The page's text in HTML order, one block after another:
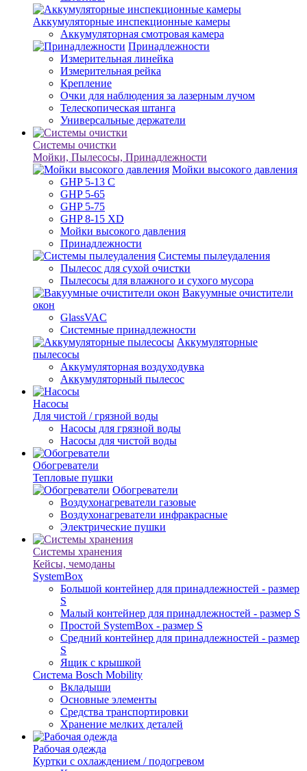
Аккумуляторные инспекционные камеры
Аккумуляторная смотровая камера
Принадлежности
Измерительная линейка
Измерительная рейка
Крепление
Очки для наблюдения за лазерным лучом
Телескопическая штанга
Универсальные держатели
Системы очистки
Мойки, Пылесосы, Принадлежности
Мойки высокого давления
GHP 5-13 C
GHP 5-65
GHP 5-75
GHP 8-15 XD
Мойки высокого давления
Принадлежности
Системы пылеудаления
Пылесос для сухой очистки
Пылесосы для влажного и сухого мусора
Вакуумные очистители
окон
GlassVAC
Системные принадлежности
Аккумуляторные
пылесосы
Аккумуляторная воздуходувка
Аккумуляторный пылесос
Насосы
Для чистой / грязной воды
Насосы для грязной воды
Насосы для чистой воды
Обогреватели
Тепловые пушки
Обогреватели
Воздухонагреватели газовые
Воздухонагреватели инфракрасные
Электрические пушки
Системы хранения
Кейсы, чемоданы
SystemBox
Большой контейнер для принадлежностей - размер
S
Малый контейнер для принадлежностей - размер S
Простой SystemBox - размер S
Средний контейнер для принадлежностей - размер
S
Ящик с крышкой
Система Bosch Mobility
Вкладыши
Основные элементы
Средства транспортировки
Хранение мелких деталей
Рабочая одежда
Куртки с охлаждением / подогревом